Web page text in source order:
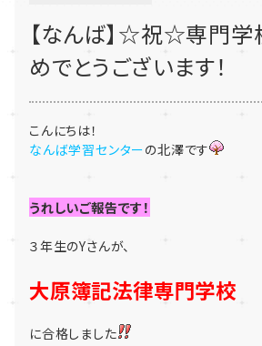
【なんば】☆祝☆専門
めでとうございます！
こんにちは！
なんば学習センターの北澤です
うれしいご報告です！
３年生のYさんが、
大原簿記法律専門学校
に合格しました